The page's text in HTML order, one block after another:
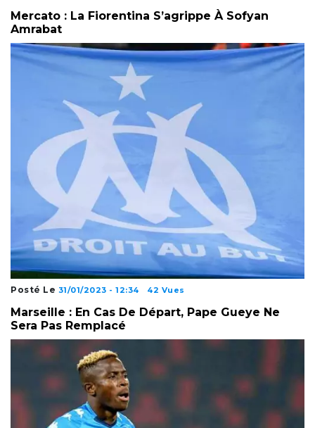
Mercato : La Fiorentina S’agrippe À Sofyan
Amrabat
Posté Le 31/01/2023 - 12:34 42 Vues
Marseille : En Cas De Départ, Pape Gueye Ne
Sera Pas Remplacé